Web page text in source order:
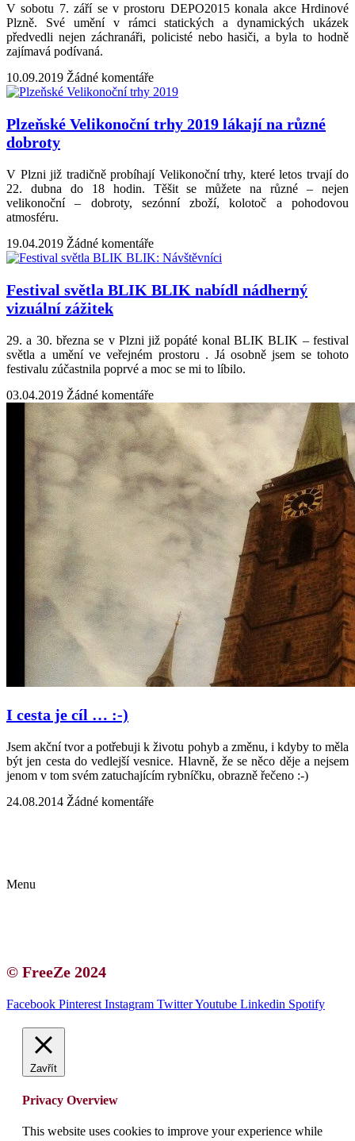
V sobotu 7. září se v prostoru DEPO2015 konala akce Hrdinové
Plzně. Své umění v rámci statických a dynamických ukázek
předvedli nejen záchranáři, policisté nebo hasiči, a byla to hodně
zajímavá podívaná.
10.09.2019 Žádné komentáře
Plzeňské Velikonoční trhy 2019 lákají na různé
dobroty
V Plzni již tradičně probíhají Velikonoční trhy, které letos trvají do
22. dubna do 18 hodin. Těšit se můžete na různé – nejen
velikonoční – dobroty, sezónní zboží, kolotoč a pohodovou
atmosféru.
19.04.2019 Žádné komentáře
Festival světla BLIK BLIK nabídl nádherný
vizuální zážitek
29. a 30. března se v Plzni již popáté konal BLIK BLIK – festival
světla a umění ve veřejném prostoru . Já osobně jsem se tohoto
festivalu zúčastnila poprvé a moc se mi to líbilo.
03.04.2019 Žádné komentáře
I cesta je cíl … :-)
Jsem akční tvor a potřebuji k životu pohyb a změnu, i kdyby to měla
být jen cesta do vedlejší vesnice. Hlavně, že se něco děje a nejsem
jenom v tom svém zatuchajícím rybníčku, obrazně řečeno :-)
24.08.2014 Žádné komentáře
Menu
© FreeZe 2024
Facebook Pinterest Instagram TwitterYoutube Linkedin Spotify
Zavřít
Privacy Overview
This website uses cookies to improve your experience while